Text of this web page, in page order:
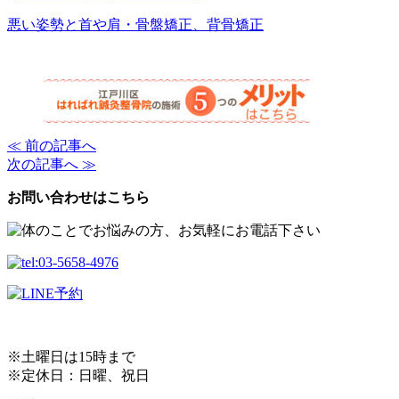
悪い姿勢と首や肩・骨盤矯正、背骨矯正
≪ 前の記事へ
次の記事へ ≫
お問い合わせはこちら
※土曜日は15時まで
※定休日：日曜、祝日